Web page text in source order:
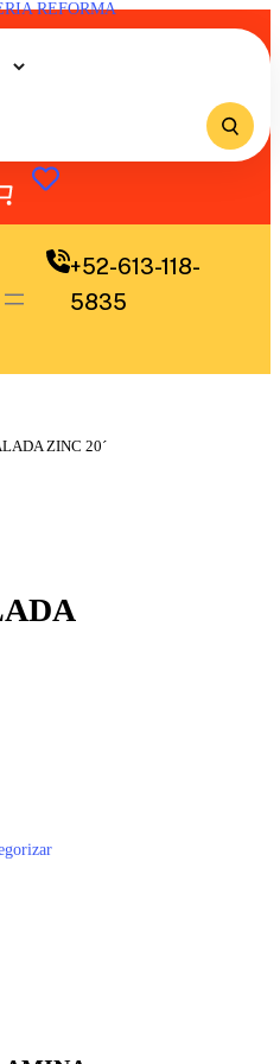
+52-613-118-
5835
ZINC 20´